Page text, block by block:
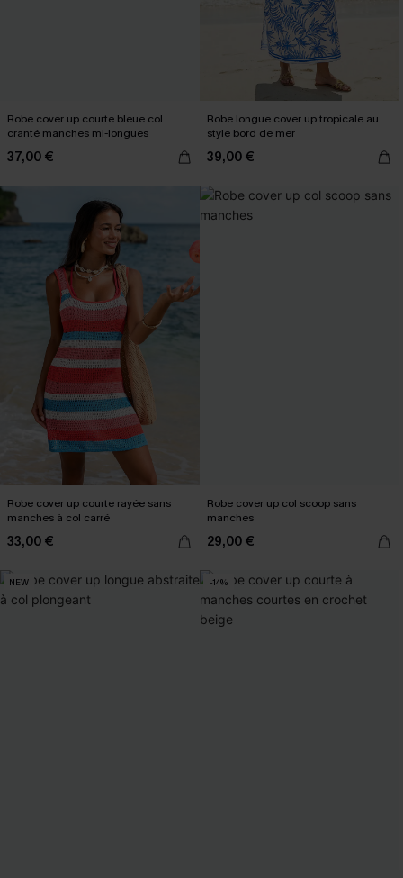
Robe cover up courte bleue col
cranté manches mi-longues
37,00 €
Robe longue cover up tropicale au
style bord de mer
39,00 €
Robe cover up courte rayée sans
manches à col carré
33,00 €
Robe cover up col scoop sans
manches
29,00 €
NEW -14%